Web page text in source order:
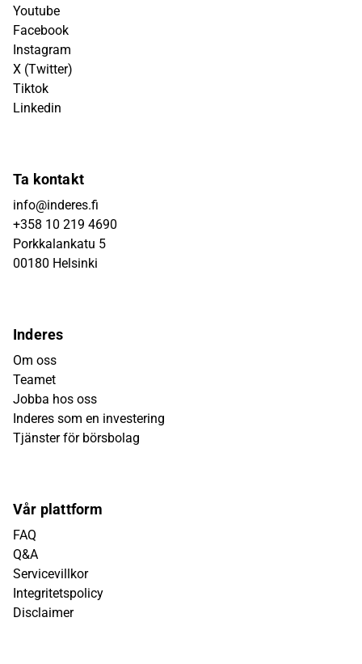
Youtube
Facebook
Instagram
X (Twitter)
Tiktok
Linkedin
Ta kontakt
info@inderes.fi
+358 10 219 4690
Porkkalankatu 5
00180 Helsinki
Inderes
Om oss
Teamet
Jobba hos oss
Inderes som en investering
Tjänster för börsbolag
Vår plattform
FAQ
Q&A
Servicevillkor
Integritetspolicy
Disclaimer